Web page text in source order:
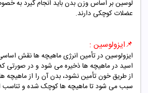
لوسین بر اساس وزن بدن باید انجام گیرد به
عضلات کوچکی دارند.
📌ایزولوسین :
ایزولوسین در تأمین انرژی ماهیچه ها نقش
اسید در ماهیچه ها ذخیره می شود و در صورتی که
از طریق خون تأمین نشود، بدن آن را از ماهیچه
سبب می شود تا ماهیچه ها کوچک شده و تناسب